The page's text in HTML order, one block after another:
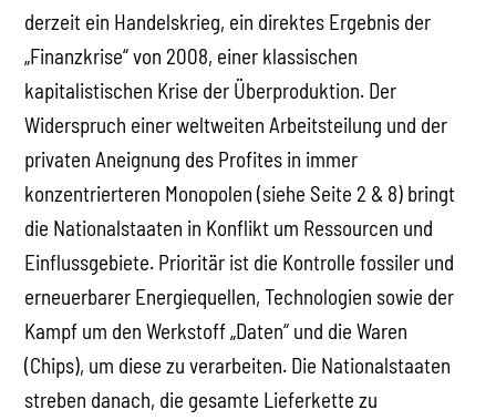
derzeit ein Handelskrieg, ein direktes Ergebnis der
„Finanzkrise“ von 2008, einer klassischen
kapitalistischen Krise der Überproduktion. Der
Widerspruch einer weltweiten Arbeitsteilung und der
privaten Aneignung des Profites in immer
konzentrierteren Monopolen (siehe Seite 2 & 8) bringt
die Nationalstaaten in Konflikt um Ressourcen und
Einflussgebiete. Prioritär ist die Kontrolle fossiler und
erneuerbarer Energiequellen, Technologien sowie der
Kampf um den Werkstoff „Daten“ und die Waren
(Chips), um diese zu verarbeiten. Die Nationalstaaten
streben danach, die gesamte Lieferkette zu